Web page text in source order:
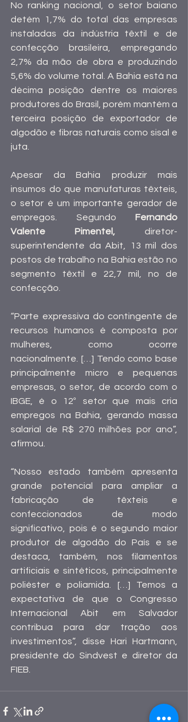
No ranking nacional, o setor baiano
detém 1,7% do total das empresas
instaladas da indústria têxtil e de
confecção brasileira, empregando
2,7% da mão de obra e produzindo
5,6% do volume total. A Bahia está na
décima posição dentre os maiores
produtores do Brasil, porém mantém a
terceira posição de exportador de
algodão e fibras naturais como sisal e
juta.
Apesar da Bahia produzir mais
insumos do que manufaturas têxteis,
o setor é um importante gerador de
empregos. Segundo Fernando
Valente Pimentel, diretor-
superintendente da Abit, 13 mil dos
postos de trabalho na Bahia estão no
segmento têxtil e 22,7 mil, no de
confecção.
“Parte expressiva do contingente de
recursos humanos é composta por
mulheres, como ocorre
nacionalmente. […] Tendo como base
principalmente micro e pequenas
empresas, o setor, de acordo com o
IBGE, é o 12º setor que mais cria
empregos na Bahia, gerando massa
salarial de R$ 270 milhões por ano”,
afirmou.
“Nosso estado também apresenta
grande potencial para ampliar a
fabricação de têxteis e
confeccionados de modo
significativo, pois é o segundo maior
produtor de algodão do País e se
destaca, também, nos filamentos
artificiais e sintéticos, principalmente
poliéster e poliamida. […] Temos a
expectativa de que o Congresso
Internacional Abit em Salvador
contribua para dar tração aos
investimentos”, disse Hari Hartmann,
presidente do Sindvest e diretor da
FIEB.